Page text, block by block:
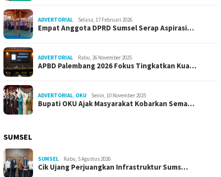
ADVERTORIAL Selasa, 17 Februari 2026
Empat Anggota DPRD Sumsel Serap Aspirasi…
ADVERTORIAL Rabu, 26 November 2025
APBD Palembang 2026 Fokus Tingkatkan Kua…
ADVERTORIAL OKU Senin, 10 November 2025
Bupati OKU Ajak Masyarakat Kobarkan Sema…
SUMSEL
SUMSEL Rabu, 5 Agustus 2026
Cik Ujang Perjuangkan Infrastruktur Sums…